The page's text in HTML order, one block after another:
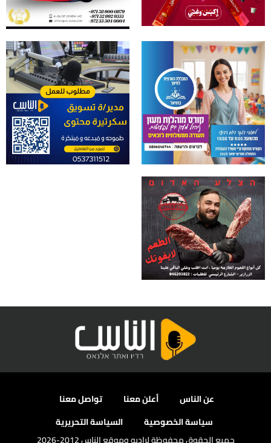
عن الناس أعلن معنا
تواصل معنا
سياسة الخصوصية
السياسة التحريرية